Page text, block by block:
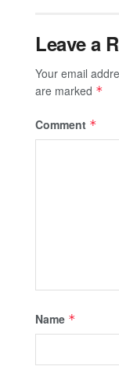
Leave a
Your email
are marked *
Comment *
Name *